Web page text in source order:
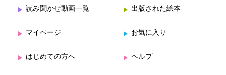
読み聞かせ動画一覧 出版された絵本
マイページ お気に入り
はじめての方へ ヘルプ